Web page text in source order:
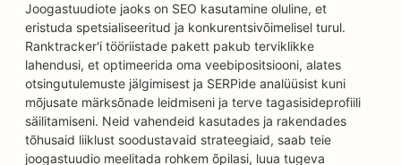
Joogastuudiote jaoks on SEO kasutamine oluline, et
eristuda spetsialiseeritud ja konkurentsivõimelisel turul.
Ranktracker'i tööriistade pakett pakub terviklikke
lahendusi, et optimeerida oma veebipositsiooni, alates
otsingutulemuste jälgimisest ja SERPide analüüsist kuni
mõjusate märksõnade leidmiseni ja terve tagasisideprofiili
säilitamiseni. Neid vahendeid kasutades ja rakendades
tõhusaid liiklust soodustavaid strateegiaid, saab teie
joogastuudio meelitada rohkem õpilasi, luua tugeva